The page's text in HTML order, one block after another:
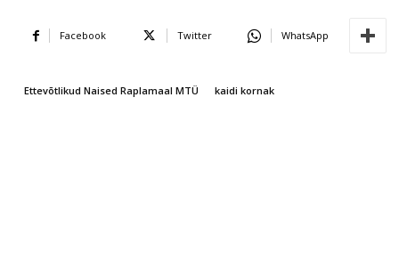
Facebook Twitter WhatsApp
Ettevõtlikud Naised Raplamaal MTÜ kaidi kornak